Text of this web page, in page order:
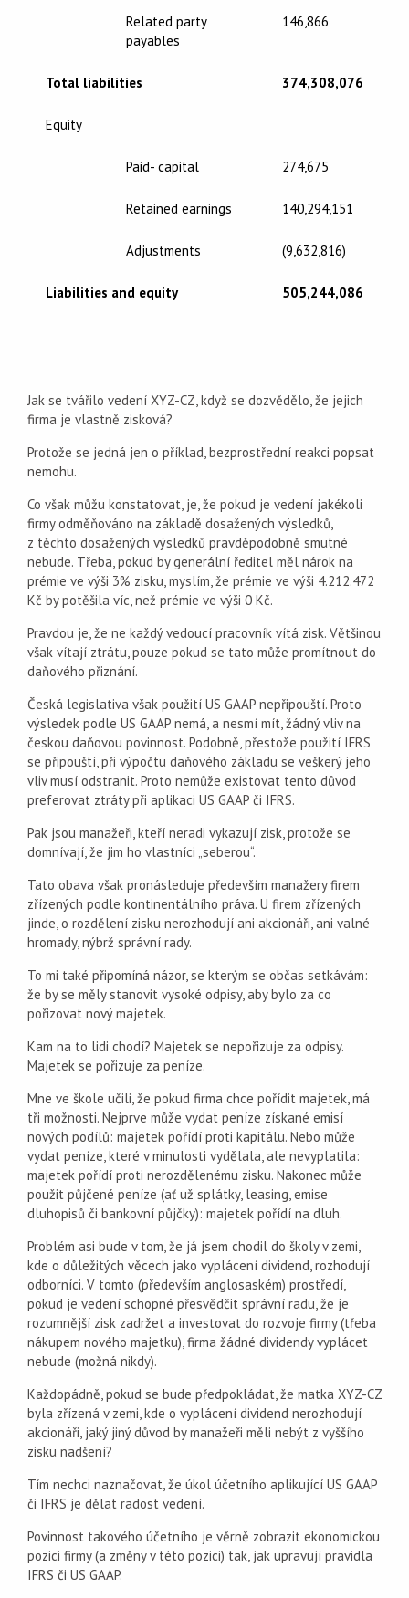
Related party
payables
146,866
Total liabilities 374,308,076
Equity
Paid- capital 274,675
Retained earnings 140,294,151
Adjustments (9,632,816)
Liabilities and equity 505,244,086
Jak se tvářilo vedení XYZ-CZ, když se dozvědělo, že jejich
firma je vlastně zisková?
Protože se jedná jen o příklad, bezprostřední reakci popsat
nemohu.
Co však můžu konstatovat, je, že pokud je vedení jakékoli
firmy odměňováno na základě dosažených výsledků,
z těchto dosažených výsledků pravděpodobně smutné
nebude. Třeba, pokud by generální ředitel měl nárok na
prémie ve výši 3% zisku, myslím, že prémie ve výši 4.212.472
Kč by potěšila víc, než prémie ve výši 0 Kč.
Pravdou je, že ne každý vedoucí pracovník vítá zisk. Většinou
však vítají ztrátu, pouze pokud se tato může promítnout do
daňového přiznání.
Česká legislativa však použití US GAAP nepřipouští. Proto
výsledek podle US GAAP nemá, a nesmí mít, žádný vliv na
českou daňovou povinnost. Podobně, přestože použití IFRS
se připouští, při výpočtu daňového základu se veškerý jeho
vliv musí odstranit. Proto nemůže existovat tento důvod
preferovat ztráty při aplikaci US GAAP či IFRS.
Pak jsou manažeři, kteří neradi vykazují zisk, protože se
domnívají, že jim ho vlastníci „seberou“.
Tato obava však pronásleduje především manažery firem
zřízených podle kontinentálního práva. U firem zřízených
jinde, o rozdělení zisku nerozhodují ani akcionáři, ani valné
hromady, nýbrž správní rady.
To mi také připomíná názor, se kterým se občas setkávám:
že by se měly stanovit vysoké odpisy, aby bylo za co
pořizovat nový majetek.
Kam na to lidi chodí? Majetek se nepořizuje za odpisy.
Majetek se pořizuje za peníze.
Mne ve škole učili, že pokud firma chce pořídit majetek, má
tři možnosti. Nejprve může vydat peníze získané emisí
nových podílů: majetek pořídí proti kapitálu. Nebo může
vydat peníze, které v minulosti vydělala, ale nevyplatila:
majetek pořídí proti nerozdělenému zisku. Nakonec může
použit půjčené peníze (ať už splátky, leasing, emise
dluhopisů či bankovní půjčky): majetek pořídí na dluh.
Problém asi bude v tom, že já jsem chodil do školy v zemi,
kde o důležitých věcech jako vyplácení dividend, rozhodují
odborníci. V tomto (především anglosaském) prostředí,
pokud je vedení schopné přesvědčit správní radu, že je
rozumnější zisk zadržet a investovat do rozvoje firmy (třeba
nákupem nového majetku), firma žádné dividendy vyplácet
nebude (možná nikdy).
Každopádně, pokud se bude předpokládat, že matka XYZ-CZ
byla zřízená v zemi, kde o vyplácení dividend nerozhodují
akcionáři, jaký jiný důvod by manažeři měli nebýt z vyššího
zisku nadšení?
Tím nechci naznačovat, že úkol účetního aplikující US GAAP
či IFRS je dělat radost vedení.
Povinnost takového účetního je věrně zobrazit ekonomickou
pozici firmy (a změny v této pozici) tak, jak upravují pravidla
IFRS či US GAAP.